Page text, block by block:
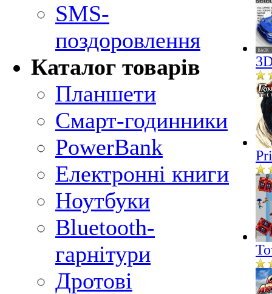
SMS-
поздоровлення
Каталог товарів
Планшети
Смарт-годинники
PowerBank
Електронні книги
Ноутбуки
Bluetooth-
гарнітури
Дротові